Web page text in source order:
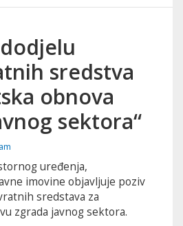
sredstva
obnova
sektora“
uređenja,
imovine objavljuje poziv
sredstava za
zgrada javnog sektora.